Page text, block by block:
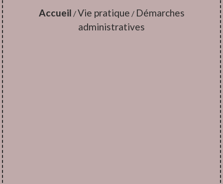
Accueil /Vie pratique / Démarches
administratives